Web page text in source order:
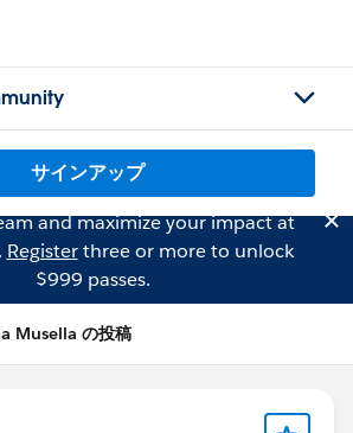
サインアップ
and maximize your impact at
Registerthree or more to unlock
$999 passes.
Musella の投稿